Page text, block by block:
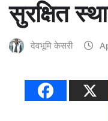
सुरक्षित
देवभूमि केसरी